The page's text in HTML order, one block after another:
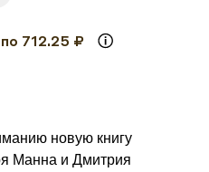
712.25 ₽
новую книгу
Манна и Дмитрия